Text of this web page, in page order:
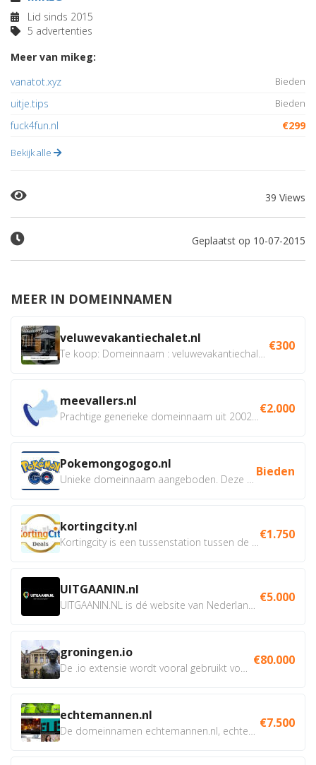
Lid sinds 2015
5 advertenties
Meer van mikeg:
vanatot.xyz
Bieden
uitje.tips Bieden
fuck4fun.nl €299
Bekijk alle
39 Views
Geplaatst op 10-07-2015
MEER IN DOMEINNAMEN
veluwevakantiechalet.nl €300
meevallers.nl €2.000
Pokemongogogo.nl Bieden
kortingcity.nl €1.750
UITGAANIN.nl €5.000
groningen.io €80.000
echtemannen.nl €7.500